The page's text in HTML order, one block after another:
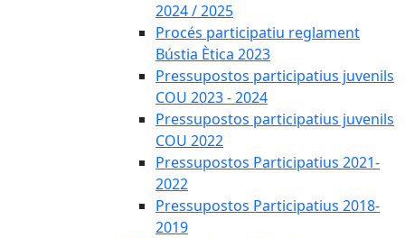
2024 / 2025
Procés participatiu reglament
Bústia Ètica 2023
Pressupostos participatius juvenils
COU 2023 - 2024
Pressupostos participatius juvenils
COU 2022
Pressupostos Participatius 2021-
2022
Pressupostos Participatius 2018-
2019